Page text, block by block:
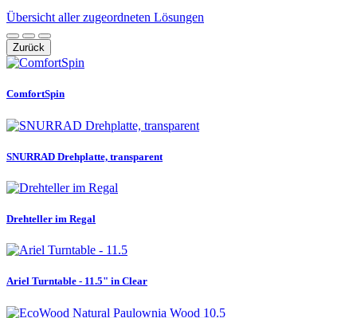
Übersicht aller zugeordneten Lösungen
Zurück
ComfortSpin
SNURRAD Drehplatte, transparent
Drehteller im Regal
Ariel Turntable - 11.5" in Clear